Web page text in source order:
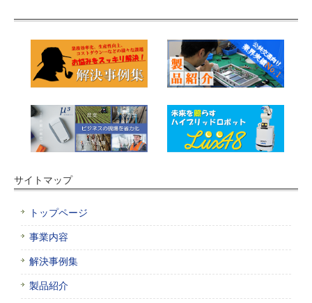
サイトマップ
トップページ
事業内容
解決事例集
製品紹介